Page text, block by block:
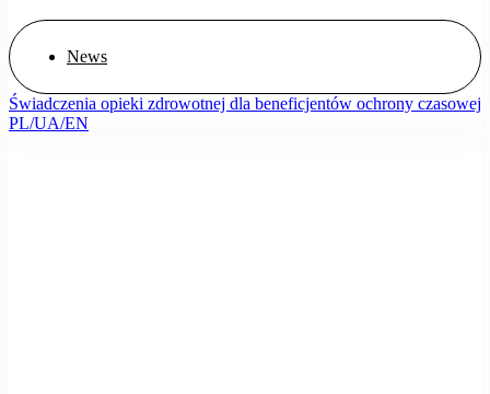
News
Świadczenia opieki zdrowotnej dla beneficjentów ochrony czasowej
PL/UA/EN